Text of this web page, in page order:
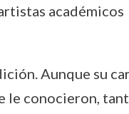
académicos
Aunque su
le conocieron,